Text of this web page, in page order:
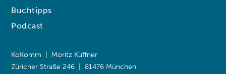
KoKomm | Moritz Küffner
Züricher Straße 246 | 81476 München
Buchtipps
Podcast